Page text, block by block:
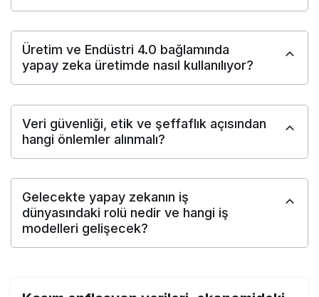
Üretim ve Endüstri 4.0 bağlamında
yapay zeka üretimde nasıl kullanılıyor?
Veri güvenliği, etik ve şeffaflık açısından
hangi önlemler alınmalı?
Gelecekte yapay zekanın iş
dünyasındaki rolü nedir ve hangi iş
modelleri gelişecek?